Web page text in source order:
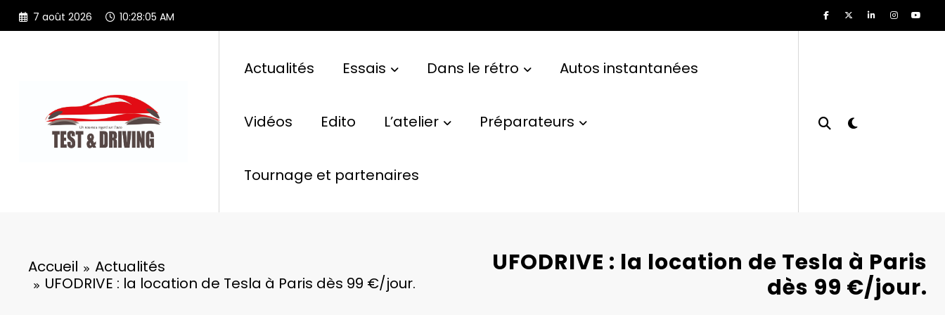
Aller
7 août 2026 10:28:07 AM
Actualités Essais Dans le rétro Autos instantanées
Vidéos Edito L’atelier Préparateurs
Tournage et partenaires
Accueil
Actualités
UFODRIVE : la location de Tesla à Paris dès 99 €/jour.
UFODRIVE : la location de Tesla à Paris
dès 99 €/jour.